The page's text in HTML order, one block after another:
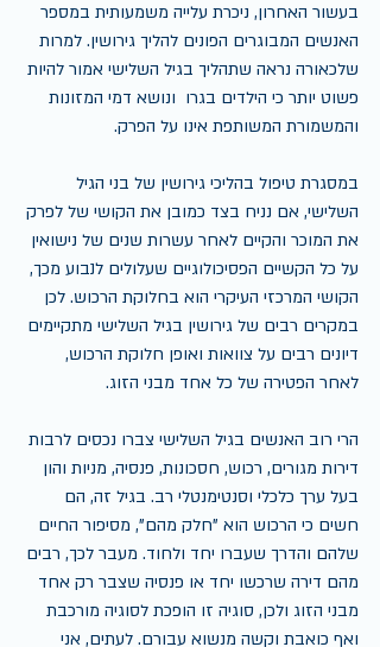
בעשור האחרון, ניכרת עלייה משמעותית במספר
האנשים המבוגרים הפונים להליך גירושין. למרות
שלכאורה נראה שתהליך בגיל השלישי אמור להיות
פשוט יותר כי הילדים בגרו  ונושא דמי המזונות
והמשמורת המשותפת אינו על הפרק.
במסגרת טיפול בהליכי גירושין של בני הגיל
השלישי, אם נניח בצד כמובן את הקושי של לפרק
את המוכר והקיים לאחר עשרות שנים של נישואין
על כל הקשיים הפסיכולוגיים שעלולים לנבוע מכך,
הקושי המרכזי העיקרי הוא בחלוקת הרכוש. לכן
במקרים רבים של גירושין בגיל השלישי מתקיימים
דיונים רבים על צוואות ואופן חלוקת הרכוש,
לאחר הפטירה של כל אחד מבני הזוג.
הרי רוב האנשים בגיל השלישי צברו נכסים לרבות
דירות מגורים, רכוש, חסכונות, פנסיה, מניות והון
בעל ערך כלכלי וסנטימנטלי רב. בגיל זה, הם
חשים כי הרכוש הוא "חלק מהם", מסיפור החיים
שלהם והדרך שעברו יחד ולחוד. מעבר לכך, רבים
מהם דירה שרכשו יחד או פנסיה שצבר רק אחד
מבני הזוג ולכן, סוגיה זו הופכת לסוגיה מורכבת
ואף כואבת וקשה מנשוא עבורם. לעתים, אני